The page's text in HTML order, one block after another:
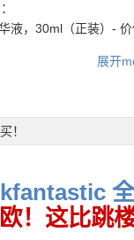
），可直邮瑞士、荷
击此处
液，30ml（正装）-
值超过10欧！
值超过2欧！
展开
！
！这比跳